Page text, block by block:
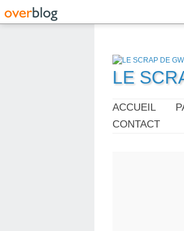
LE
ACCUEIL
CONTACT